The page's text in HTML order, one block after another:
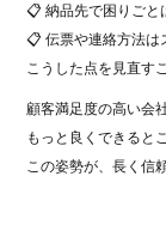
📋 納品先で困りごと
📋 伝票や連絡方法は
こうした点を見直す
顧客満足度の高い会
もっと良くできると
この姿勢が、長く信